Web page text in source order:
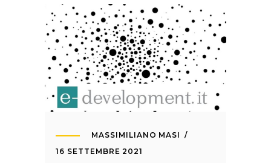
MASSIMILIANO MASI
16 SETTEMBRE 2021